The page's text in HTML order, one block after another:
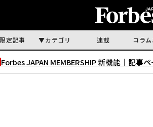
定記事 カテゴリ 連載 コラ
Forbes JAPAN MEMBERSHIP 新機能｜ 記事